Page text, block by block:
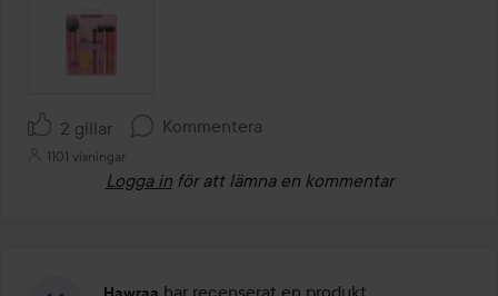
2 gillar Kommentera
1101 visningar
Logga in för att lämna en kommentar
har recenserat en produkt